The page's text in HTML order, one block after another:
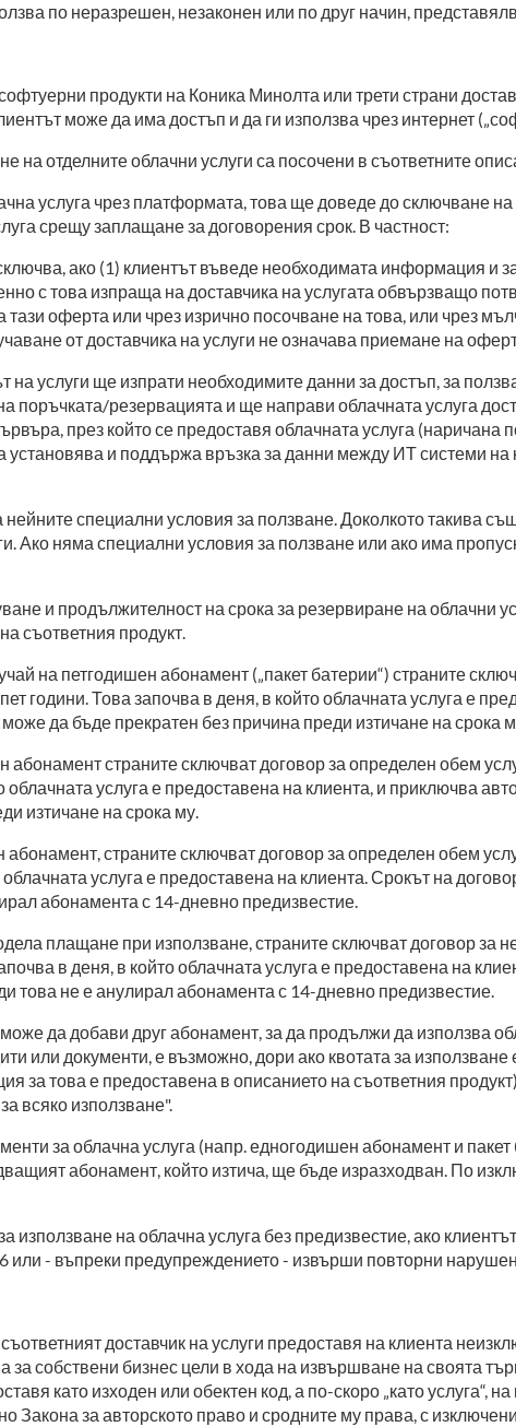
по неразрешен, незаконен или по друг начин,
продукти на Коника Минолта или трети страни
може да има достъп и да ги използва чрез интернет
на отделните облачни услуги са посочени в съответните
услуга чрез платформата, това ще доведе до сключване
срещу заплащане за договорения срок. В частност:
ако (1) клиентът въведе необходимата информация и
с това изпраща на доставчика на услугата обвързващо
тази оферта или чрез изрично посочване на това, или чрез
от доставчика на услуги не означава приемане на
услуги ще изпрати необходимите данни за достъп, за
поръчката/резервацията и ще направи облачната услуга
през който се предоставя облачната услуга (наричана
установява и поддържа връзка за данни между ИТ системи на
специални условия за ползване. Доколкото такива
Ако няма специални условия за ползване или ако има
и продължителност на срока за резервиране на облачни
съответния продукт.
на петгодишен абонамент („пакет батерии“) страните
години. Това започва в деня, в който облачната услуга е
да бъде прекратен без причина преди изтичане на срока
страните сключват договор за определен обем
облачната услуга е предоставена на клиента, и приключва
изтичане на срока му.
страните сключват договор за определен обем
услуга е предоставена на клиента. Срокът на
абонамента с 14-дневно предизвестие.
плащане при използване, страните сключват договор за
в деня, в който облачната услуга е предоставена на
това не е анулирал абонамента с 14-дневно предизвестие.
да добави друг абонамент, за да продължи да използва
или документи, е възможно, дори ако квотата за
за това е предоставена в описанието на съответния
всяко използване".
за облачна услуга (напр. едногодишен абонамент и
абонамент, който изтича, ще бъде изразходван. По
използване на облачна услуга без предизвестие, ако
или - въпреки предупреждението - извърши повторни
доставчик на услуги предоставя на клиента
за собствени бизнес цели в хода на извършване на своята
като изходен или обектен код, а по-скоро „като услуга“,
Закона за авторското право и сродните му права, с